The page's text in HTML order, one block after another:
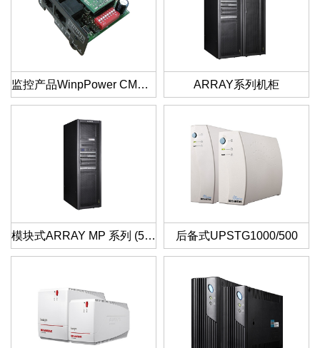
监控产品WinpPower CMC 卡 ARRAY系列机柜
模块式ARRAY MP 系列 (5-30kVA) 后备式UPSTG1000/500